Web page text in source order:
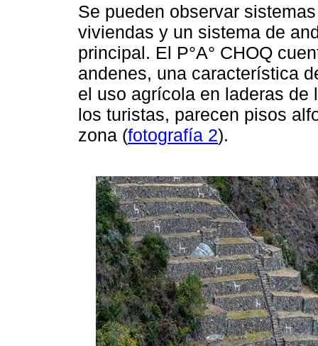
Se pueden observar
viviendas y un sistema de
principal. El P°A° CHOQ
andenes, una característica
el uso agrícola en laderas de
los turistas, parecen pisos
zona (fotografía 2).